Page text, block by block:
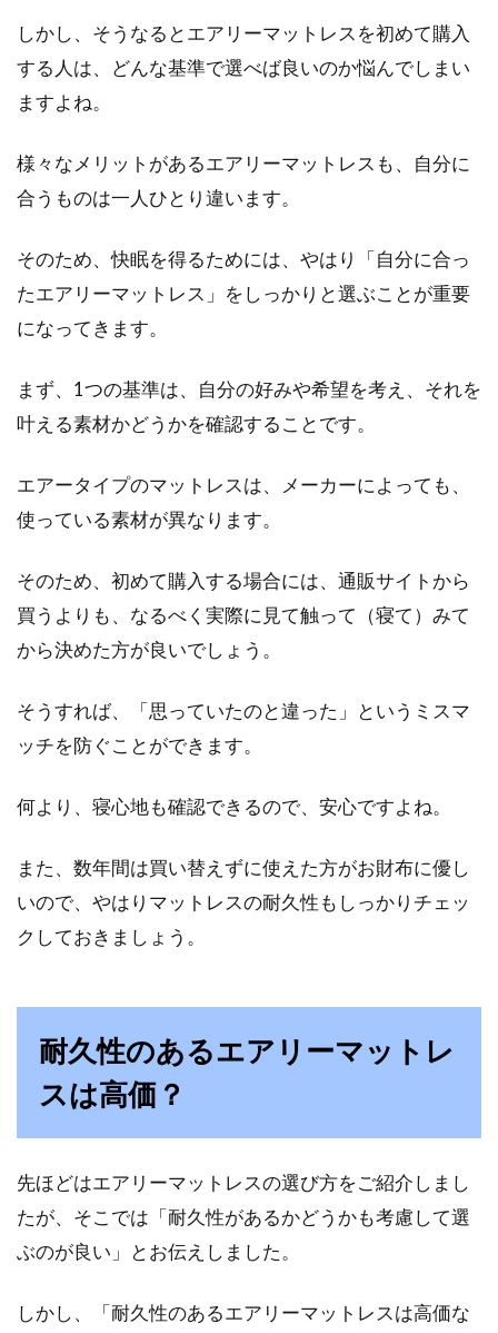
しかし、そうなるとエアリーマットレスを初めて購入
する人は、どんな基準で選べば良いのか悩んでしまい
ますよね。
様々なメリットがあるエアリーマットレスも、自分に
合うものは一人ひとり違います。
そのため、快眠を得るためには、やはり「自分に合っ
たエアリーマットレス」をしっかりと選ぶことが重要
になってきます。
まず、1つの基準は、自分の好みや希望を考え、それを
叶える素材かどうかを確認することです。
エアータイプのマットレスは、メーカーによっても、
使っている素材が異なります。
そのため、初めて購入する場合には、通販サイトから
買うよりも、なるべく実際に見て触って（寝て）みて
から決めた方が良いでしょう。
そうすれば、「思っていたのと違った」というミスマ
ッチを防ぐことができます。
何より、寝心地も確認できるので、安心ですよね。
また、数年間は買い替えずに使えた方がお財布に優し
いので、やはりマットレスの耐久性もしっかりチェッ
クしておきましょう。
耐久性のあるエアリーマットレ
スは高価？
先ほどはエアリーマットレスの選び方をご紹介しまし
たが、そこでは「耐久性があるかどうかも考慮して選
ぶのが良い」とお伝えしました。
しかし、「耐久性のあるエアリーマットレスは高価な